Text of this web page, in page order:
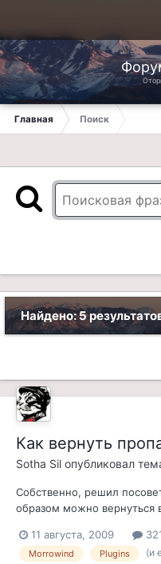
Главная Поиск
Найдено: 5
Как вернуть
Sotha Sil опубликовал
Собственно, решил
образом можно вернуться
атмосферу... Видимо, тут
например, первый раз
11 августа, 2009
Morrowind Plugins (и